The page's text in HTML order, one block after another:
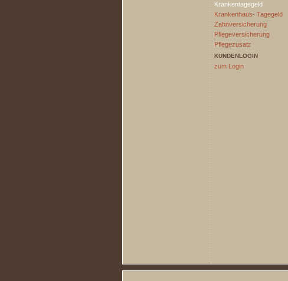
Krankentagegeld
Krankenhaus- Tagegeld
Zahnversicherung
Pflegeversicherung
Pflegezusatz
KUNDENLOGIN
zum Login